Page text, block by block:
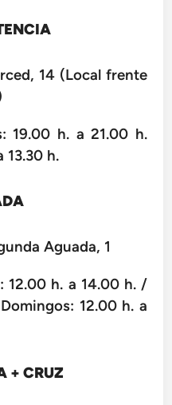
14 (Local frente
19.00 h. a 21.00 h.
13.30 h.
Aguada, 1
12.00 h. a 14.00 h. /
12.00 h. a
+ CRUZ